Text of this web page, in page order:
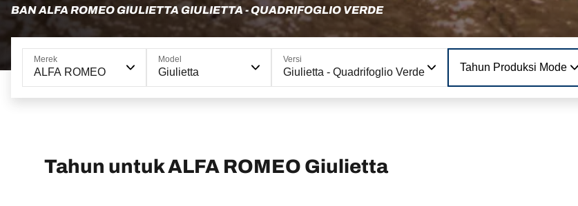
BAN ALFA ROMEO GIULIETTA GIULIETTA - QUADRIFOGLIO VERDE
Merek
ALFA ROMEO
Model
Giulietta
Versi
Giulietta - Quadrifoglio Verde Tahun Produksi Model
Tahun untuk ALFA ROMEO Giulietta